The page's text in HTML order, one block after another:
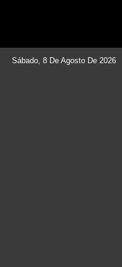
Sábado, 8 De Agosto De 2026